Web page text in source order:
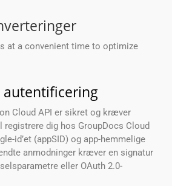
at a convenient time to optimize
autentificering
Cloud API er sikret og kræver
registrere dig hos GroupDocs Cloud
id’et (appSID) og app-hemmelige
anmodninger kræver en signatur
eller OAuth 2.0-